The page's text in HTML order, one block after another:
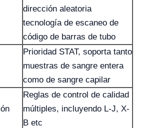
dirección aleatoria
tecnología de escaneo de
código de barras de tubo
Prioridad STAT, soporta tanto
muestras de sangre entera
como de sangre capilar
Reglas de control de calidad
múltiples, incluyendo L-J, X-
B etc